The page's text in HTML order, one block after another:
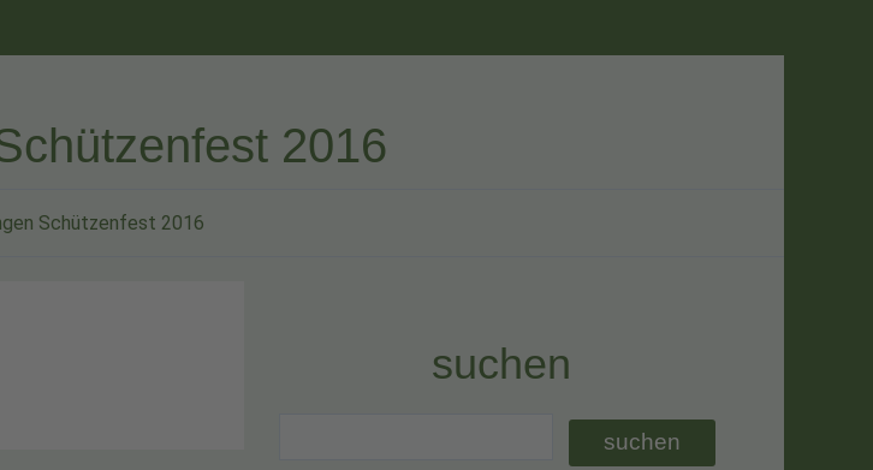
2016
Schützenfest 2016
suchen